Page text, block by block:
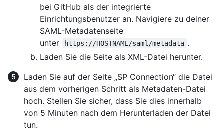
bei GitHub als der integrierte
Einrichtungsbenutzer an. Navigiere zu deiner
SAML-Metadatenseite
unter
https://HOSTNAME/saml/metadata .
Laden Sie die Seite als XML-Datei herunter.
Laden Sie auf der Seite „SP Connection“ die Datei
aus dem vorherigen Schritt als Metadaten-Datei
hoch. Stellen Sie sicher, dass Sie dies innerhalb
von 5 Minuten nach dem Herunterladen der Datei
tun.